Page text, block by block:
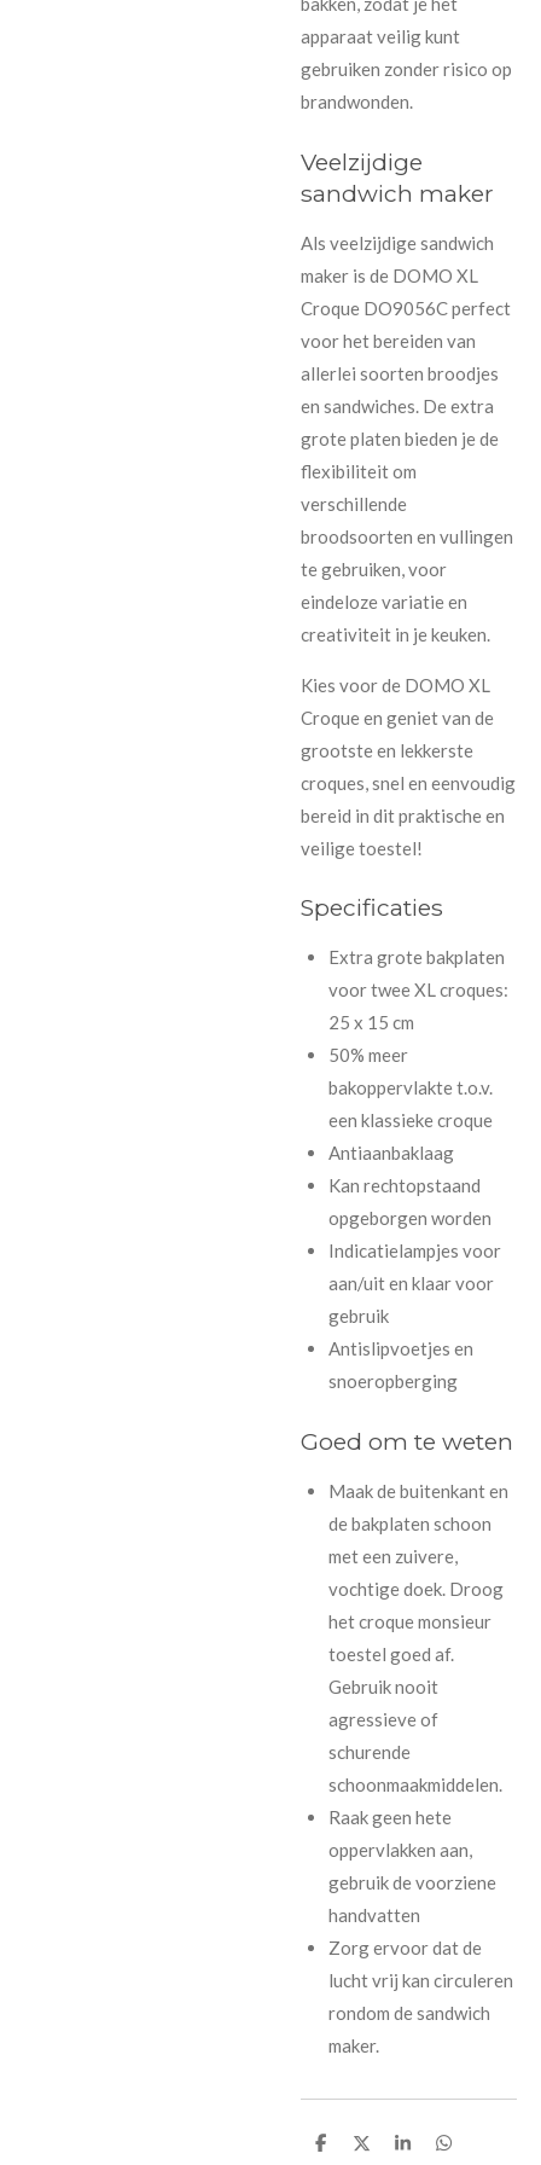
apparaat veilig kunt
gebruiken zonder risico op
brandwonden.
Veelzijdige
sandwich maker
Als veelzijdige sandwich
maker is de DOMO XL
Croque DO9056C perfect
voor het bereiden van
allerlei soorten broodjes
en sandwiches. De extra
grote platen bieden je de
flexibiliteit om
verschillende
broodsoorten en vullingen
te gebruiken, voor
eindeloze variatie en
creativiteit in je keuken.
Kies voor de DOMO XL
Croque en geniet van de
grootste en lekkerste
croques, snel en eenvoudig
bereid in dit praktische en
veilige toestel!
Specificaties
Extra grote bakplaten
voor twee XL croques:
25 x 15 cm
50% meer
bakoppervlakte t.o.v.
een klassieke croque
Antiaanbaklaag
Kan rechtopstaand
opgeborgen worden
Indicatielampjes voor
aan/uit en klaar voor
gebruik
Antislipvoetjes en
snoeropberging
Goed om te weten
Maak de buitenkant en
de bakplaten schoon
met een zuivere,
vochtige doek. Droog
het croque monsieur
toestel goed af.
Gebruik nooit
agressieve of
schurende
schoonmaakmiddelen.
Raak geen hete
oppervlakken aan,
gebruik de voorziene
handvatten
Zorg ervoor dat de
lucht vrij kan circuleren
rondom de sandwich
maker.
D
D
S
D